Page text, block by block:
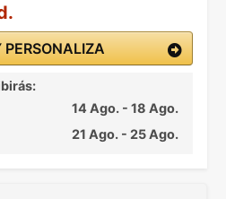
14 Ago. - 18 Ago.
21 Ago. - 25 Ago.